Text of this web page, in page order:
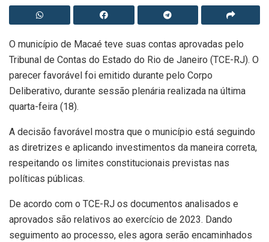
O município de Macaé teve suas contas aprovadas pelo
Tribunal de Contas do Estado do Rio de Janeiro (TCE-RJ). O
parecer favorável foi emitido durante pelo Corpo
Deliberativo, durante sessão plenária realizada na última
quarta-feira (18).
A decisão favorável mostra que o município está seguindo
as diretrizes e aplicando investimentos da maneira correta,
respeitando os limites constitucionais previstas nas
políticas públicas.
De acordo com o TCE-RJ os documentos analisados e
aprovados são relativos ao exercício de 2023. Dando
seguimento ao processo, eles agora serão encaminhados